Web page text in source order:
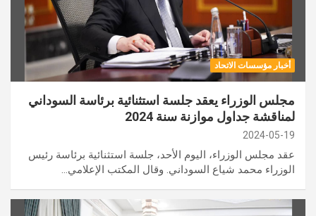
أخبار مؤسسات الاتحاد
مجلس الوزراء يعقد جلسة استثنائية برئاسة السوداني
لمناقشة جداول موازنة سنة 2024
2024-05-19
عقد مجلس الوزراء، اليوم الأحد، جلسة استثنائية برئاسة رئيس
الوزراء محمد شياع السوداني. وقال المكتب الإعلامي…